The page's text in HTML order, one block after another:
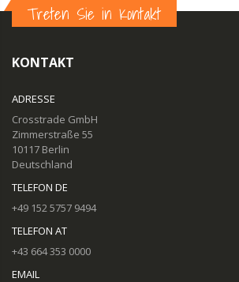
Treten Sie in Kontakt
KONTAKT
ADRESSE
Crosstrade GmbH
Zimmerstraße 55
10117 Berlin
Deutschland
TELEFON DE
+49 152 5757 9494
TELEFON AT
+43 664 353 0000
EMAIL